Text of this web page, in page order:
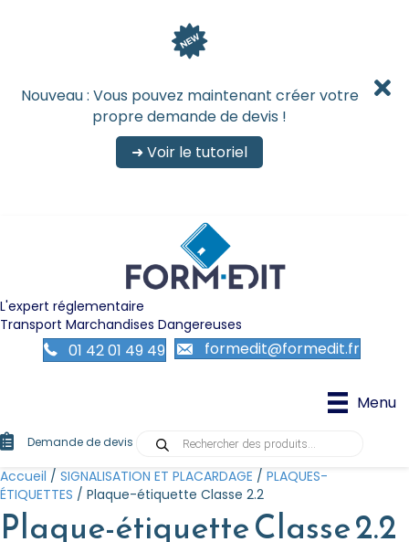
Nouveau : Vous pouvez maintenant créer votre
propre demande de devis !
➜ Voir le tutoriel
Nouveau : Vous pouvez maintenant créer votre
propre demande de devis !
➜ Voir le tutoriel
L'expert réglementaire
Transport Marchandises Dangereuses
01 42 01 49 49 formedit@formedit.fr
Menu
Demande de devis Recherche
Accueil / SIGNALISATION ET PLACARDAGE / PLAQUES-
ÉTIQUETTES / Plaque-étiquette Classe 2.2
Plaque-étiquette Classe 2.2